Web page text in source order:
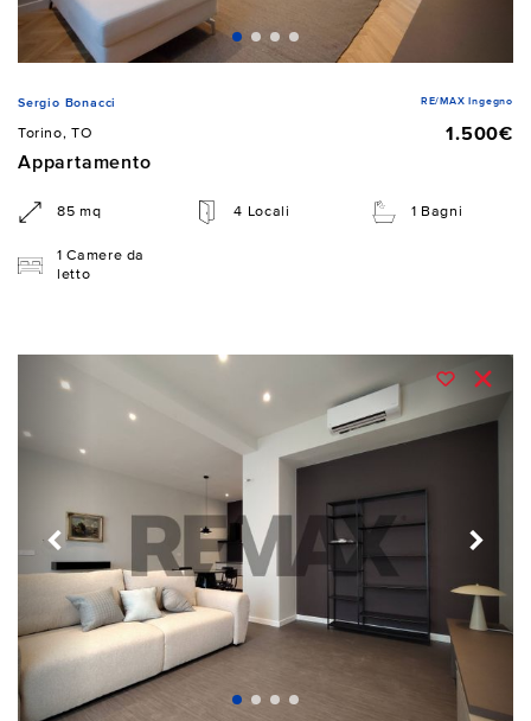
Sergio Bonacci RE/MAX Ingegno
Torino, TO
1.500€
Appartamento
85 mq 4 Locali 1 Bagni
1 Camere da
letto